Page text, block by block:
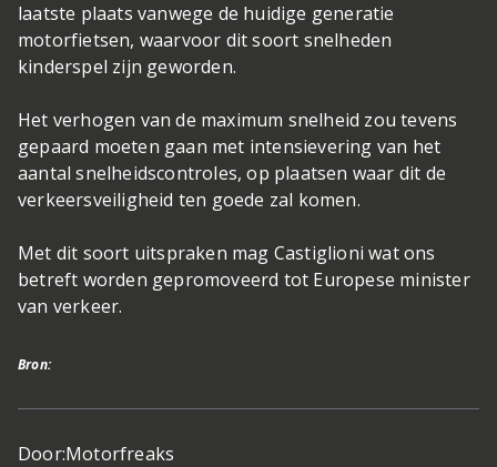
laatste plaats vanwege de huidige generatie
motorfietsen, waarvoor dit soort snelheden
kinderspel zijn geworden.
Het verhogen van de maximum snelheid zou tevens
gepaard moeten gaan met intensievering van het
aantal snelheidscontroles, op plaatsen waar dit de
verkeersveiligheid ten goede zal komen.
Met dit soort uitspraken mag Castiglioni wat ons
betreft worden gepromoveerd tot Europese minister
van verkeer.
Bron:
Door:Motorfreaks